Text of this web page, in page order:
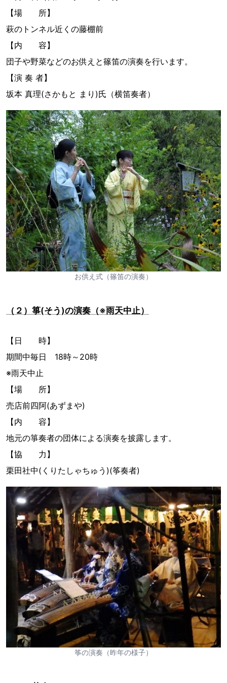
【場 所】
萩のトンネル近くの藤棚前
【内 容】
団子や野菜などのお供えと篠笛の演奏を行います。
【演 奏 者】
坂本 真理(さかもと まり)氏（横笛奏者）
お供え式（篠笛の演奏）
（２）箏(そう)の演奏（※雨天中止）
【日 時】
期間中毎日 18時～20時
※雨天中止
【場 所】
売店前四阿(あずまや)
【内 容】
地元の箏奏者の団体による演奏を披露します。
【協 力】
栗田社中(くりたしゃちゅう)(筝奏者)
筝の演奏（昨年の様子）